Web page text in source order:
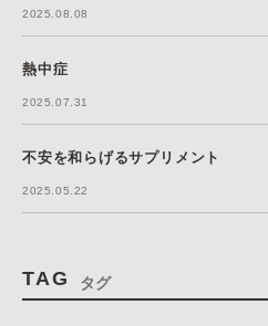
2025.08.08
熱中症
2025.07.31
不安を和らげるサプリメント
2025.05.22
TAG タグ